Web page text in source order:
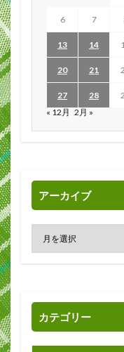
6 7
13 14
20 21
27 28
« 12月 2月 »
アーカイブ
カテゴリー